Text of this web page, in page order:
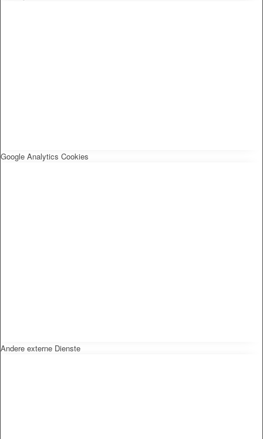
Google Analytics Cookies
Andere externe Dienste